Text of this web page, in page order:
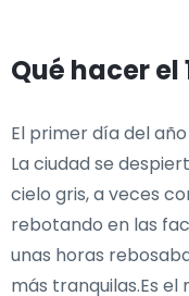
Qué hacer el
El primer día del
La ciudad se
cielo gris, a veces
rebotando en las
unas horas
más tranquilas.Es